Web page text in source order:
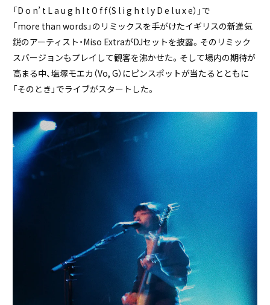
「D o n’ t L a u g h I t O f f（S l i g h t l y D e l u x e）」で
「more than words」のリミックスを手がけたイギリスの新進気
鋭のアーティスト・Miso ExtraがDJセットを披露。そのリミック
スバージョンもプレイして観客を沸かせた。そして場内の期待が
高まる中、塩塚モエカ（Vo, G）にピンスポットが当たるとともに
「そのとき」でライブがスタートした。